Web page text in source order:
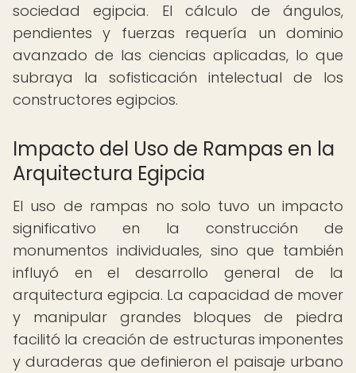
sociedad egipcia. El cálculo de ángulos,
pendientes y fuerzas requería un dominio
avanzado de las ciencias aplicadas, lo que
subraya la sofisticación intelectual de los
constructores egipcios.
Impacto del Uso de Rampas en la
Arquitectura Egipcia
El uso de rampas no solo tuvo un impacto
significativo en la construcción de
monumentos individuales, sino que también
influyó en el desarrollo general de la
arquitectura egipcia. La capacidad de mover
y manipular grandes bloques de piedra
facilitó la creación de estructuras imponentes
y duraderas que definieron el paisaje urbano